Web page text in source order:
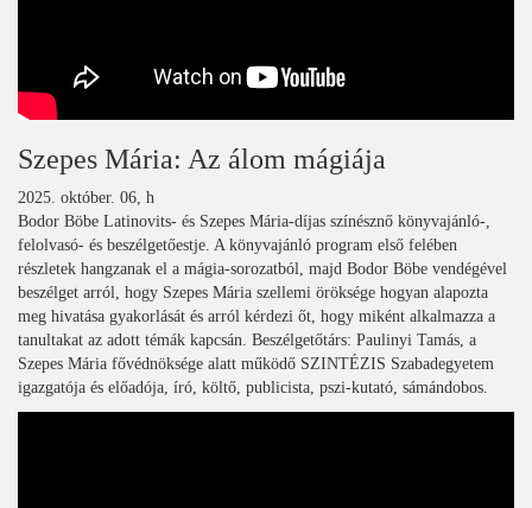
Szepes Mária: Az álom mágiája
2025. október. 06, h
Bodor Böbe Latinovits- és Szepes Mária-díjas színésznő könyvajánló-,
felolvasó- és beszélgetőestje. A könyvajánló program első felében
részletek hangzanak el a mágia-sorozatból, majd Bodor Böbe vendégével
beszélget arról, hogy Szepes Mária szellemi öröksége hogyan alapozta
meg hivatása gyakorlását és arról kérdezi őt, hogy miként alkalmazza a
tanultakat az adott témák kapcsán. Beszélgetőtárs: Paulinyi Tamás, a
Szepes Mária fővédnöksége alatt működő SZINTÉZIS Szabadegyetem
igazgatója és előadója, író, költő, publicista, pszi-kutató, sámándobos.